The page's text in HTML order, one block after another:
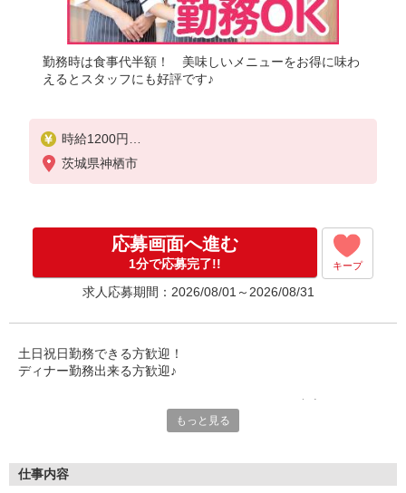
勤務時は食事代半額！ 美味しいメニューをお得に味わ
えるとスタッフにも好評です♪
時給1200円
※22:00以降は時給1600円（深夜加給＋100円含む）
※高校生時給1200円
土日・祝は時給＋50円
※高校生は学校からの許可が必要な場合、通学中の
学校からの許可証が必要となります。
茨城県神栖市
応募画面へ進む
1分で応募完了!! キープ
求人応募期間：2026/08/01～2026/08/31
土日祝日勤務できる方歓迎！
ディナー勤務出来る方歓迎♪
サラダやスープ、カレー、デザートなど・・・
お子様からお年寄りまで幅広いお客様にご利用いただいています
もっと見る
仕事内容